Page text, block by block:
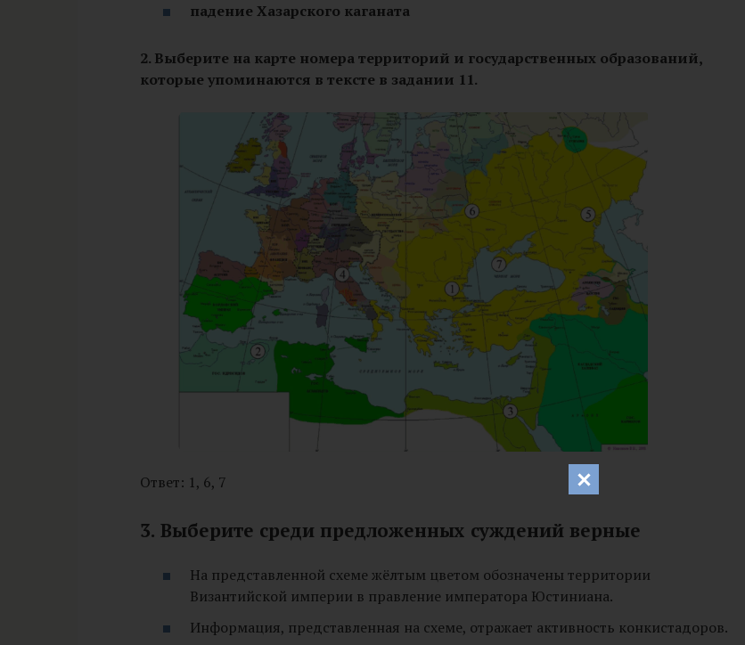
падение Хазарского каганата
2. Выберите на карте номера территорий и государственных образований,
которые упоминаются в тексте в задании 11.
Ответ: 1, 6, 7
3. Выберите среди предложенных суждений верные
На представленной схеме жёлтым цветом обозначены территории
Византийской империи в правление императора Юстиниана.
Информация, представленная на схеме, отражает активность конкистадоров.